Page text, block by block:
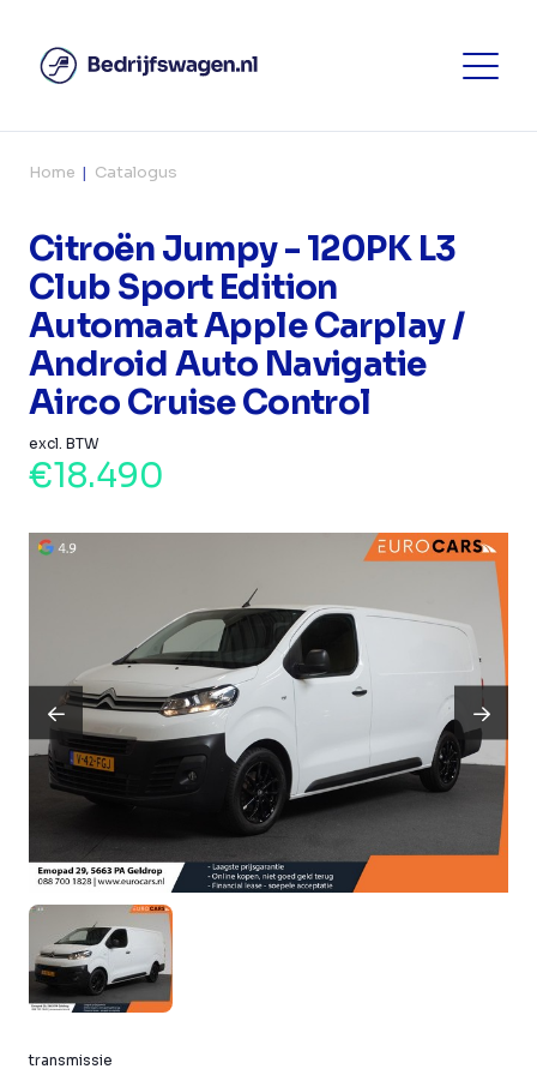
Home Catalogus
Citroën Jumpy - 120PK L3
Club Sport Edition
Automaat Apple Carplay /
Android Auto Navigatie
Airco Cruise Control
excl. BTW
€18.490
transmissie